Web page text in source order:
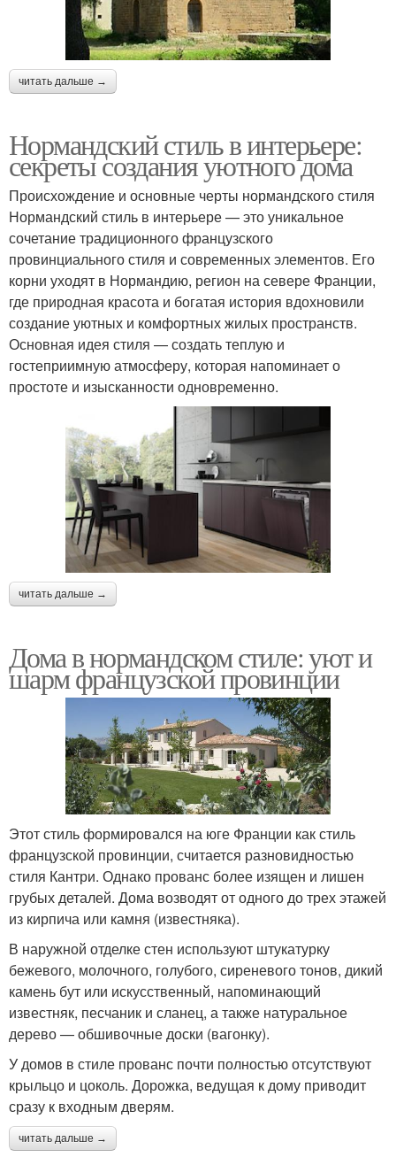
читать дальше →
Нормандский стиль в интерьере:
секреты создания уютного дома
Происхождение и основные черты нормандского стиля
Нормандский стиль в интерьере — это уникальное
сочетание традиционного французского
провинциального стиля и современных элементов. Его
корни уходят в Нормандию, регион на севере Франции,
где природная красота и богатая история вдохновили
создание уютных и комфортных жилых пространств.
Основная идея стиля — создать теплую и
гостеприимную атмосферу, которая напоминает о
простоте и изысканности одновременно.
читать дальше →
Дома в нормандском стиле: уют и
шарм французской провинции
Этот стиль формировался на юге Франции как стиль
французской провинции, считается разновидностью
стиля Кантри. Однако прованс более изящен и лишен
грубых деталей. Дома возводят от одного до трех этажей
из кирпича или камня (известняка).
В наружной отделке стен используют штукатурку
бежевого, молочного, голубого, сиреневого тонов, дикий
камень бут или искусственный, напоминающий
известняк, песчаник и сланец, а также натуральное
дерево — обшивочные доски (вагонку).
У домов в стиле прованс почти полностью отсутствуют
крыльцо и цоколь. Дорожка, ведущая к дому приводит
сразу к входным дверям.
читать дальше →